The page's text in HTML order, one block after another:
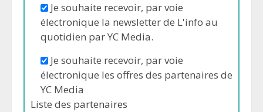
Je souhaite recevoir, par voie
électronique la newsletter de L'info au
quotidien par YC Media.
Je souhaite recevoir, par voie
électronique les offres des partenaires de
YC Media
Liste des partenaires